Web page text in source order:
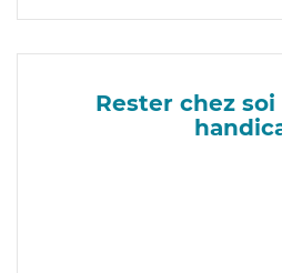
Rester chez